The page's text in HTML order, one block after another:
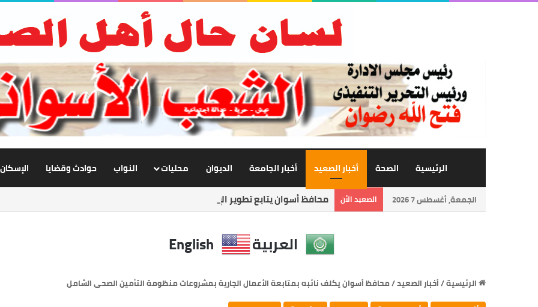
الرئيسية الصحة أخبار الصعيد أخبار الجامعة الديوان محليات النواب حوادث وقضايا الإسكان
الجمعة, أغسطس 7 2026 الصعيد الأن محافظ أسوان يتابع تطوير الإنارة بنصر النوبة.. ورفع كفاءة الطرق لخدمة المواطنين
العربية English
الرئيسية/أخبار الصعيد/محافظ أسوان يكلف نائبه بمتابعة الأعمال الجارية بمشروعات منظومة التأمين الصحى الشامل